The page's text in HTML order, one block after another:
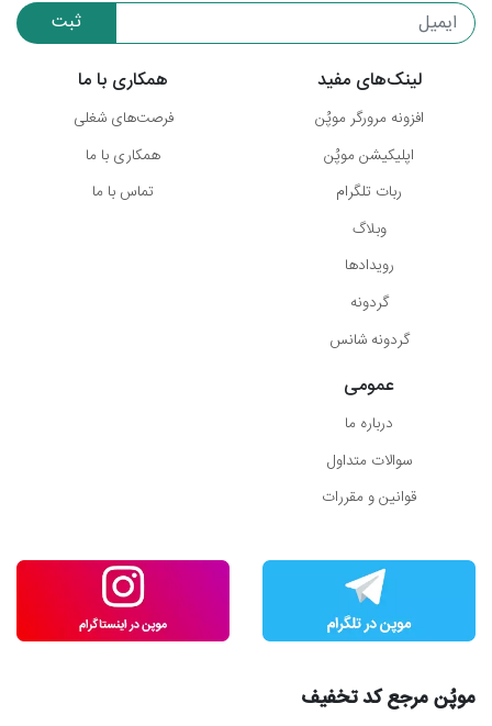
ثبت
لینک‌های مفید
افزونه مرورگر موپُن
اپلیکیشن موپُن
ربات تلگرام
وبلاگ
رویدادها
گردونه
گردونه شانس
همکاری با ما
فرصت‌های شغلی
همکاری با ما
تماس با ما
عمومی
درباره ما
سوالات متداول
قوانین و مقررات
موپُن مرجع کد تخفیف